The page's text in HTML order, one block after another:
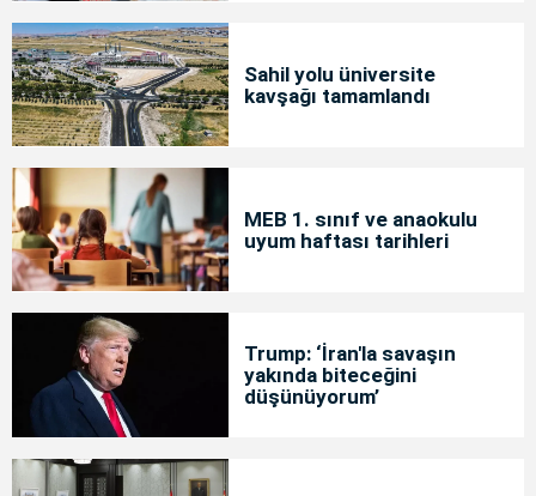
Sahil yolu üniversite
kavşağı tamamlandı
MEB 1. sınıf ve anaokulu
uyum haftası tarihleri
Trump: ‘İran'la savaşın
yakında biteceğini
düşünüyorum’